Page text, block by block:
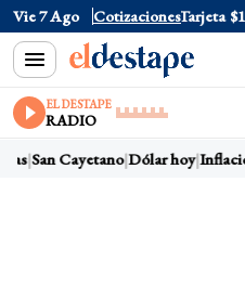
Vie 7 Ago Cotizaciones
$1520 Dólar Tarjeta $1976
EL DESTAPE
RADIO
San Cayetano Dólar hoy Inflación